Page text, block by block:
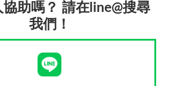
助嗎？ 請在line@搜尋
我們！